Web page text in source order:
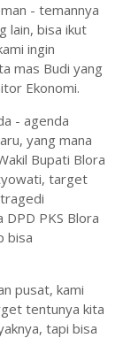
- temannya
lain, bisa ikut
ingin
mas Budi yang
Ekonomi.
- agenda
yang mana
Bupati Blora
target
PKS Blora
bisa
pusat, kami
tentunya kita
tapi bisa